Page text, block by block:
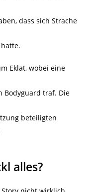
dass sich Strache
Eklat, wobei eine
Bodyguard traf. Die
beteiligten
alles?